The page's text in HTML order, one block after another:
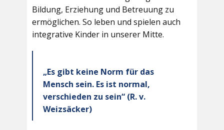
Bildung, Erziehung und Betreuung zu
ermöglichen. So leben und spielen auch
integrative Kinder in unserer Mitte.
„Es gibt keine Norm für das
Mensch sein. Es ist normal,
verschieden zu sein“ (R. v.
Weizsäcker)